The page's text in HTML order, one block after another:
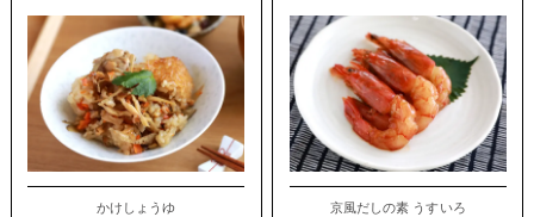
かけしょうゆ 京風だしの素 うすいろ